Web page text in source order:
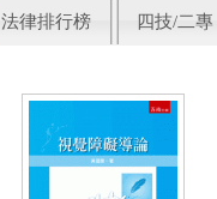
法律排行榜 四技/二專